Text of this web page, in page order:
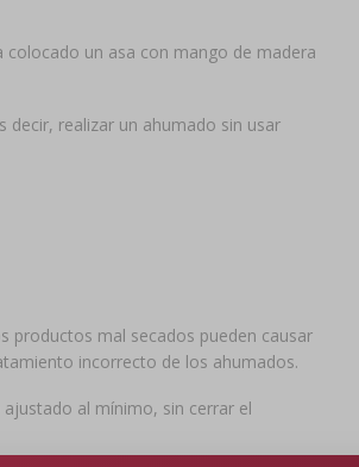
un asa con mango de madera
realizar un ahumado sin usar
productos mal secados pueden causar
incorrecto de los ahumados.
al mínimo, sin cerrar el